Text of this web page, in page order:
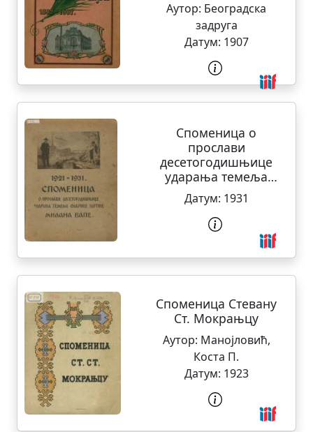
Аутор: Београдска
задруга
Датум: 1907
Споменица о
прослави
десетогодишњице
ударања темеља
Фабрике хартије
Милана Вапе : 1921-
1931
Датум: 1931
Споменица Стевану
Ст. Мокрањцу
Аутор: Манојловић,
Коста П.
Датум: 1923